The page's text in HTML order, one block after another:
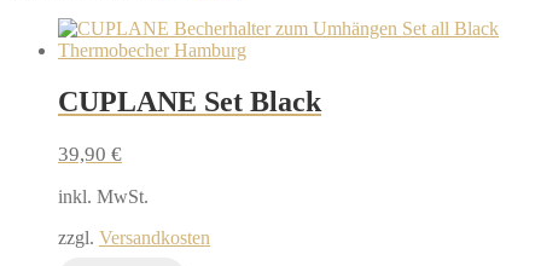
CUPLANE Set Black
39,90 €
inkl. MwSt.
zzgl. Versandkosten